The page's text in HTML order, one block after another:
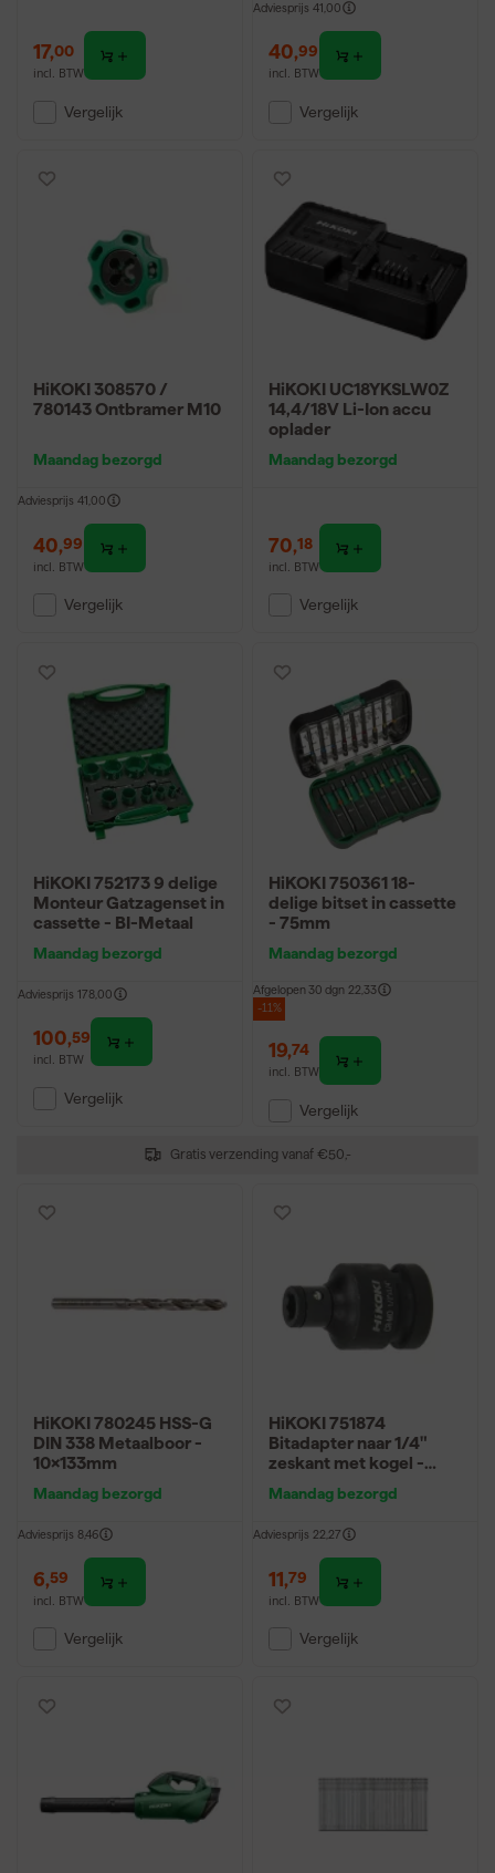
Gratis verzending vanaf €50,-
17,00
incl. BTW
Vergelijk
Adviesprijs 41,00
40,99
incl. BTW
Vergelijk
HiKOKI 308570 /
780143 Ontbramer M10
Maandag bezorgd
Adviesprijs 41,00
40,99
incl. BTW
Vergelijk
HiKOKI UC18YKSLW0Z
14,4/18V Li-Ion accu
oplader
Maandag bezorgd
70,18
incl. BTW
Vergelijk
HiKOKI 752173 9 delige
Monteur Gatzagenset in
cassette - BI-Metaal
Maandag bezorgd
Adviesprijs 178,00
100,59
incl. BTW
Vergelijk
HiKOKI 750361 18-
delige bitset in cassette
- 75mm
Maandag bezorgd
Afgelopen 30 dgn 22,33
-11%
19,74
incl. BTW
Vergelijk
HiKOKI 780245 HSS-G
DIN 338 Metaalboor -
10x133mm
Maandag bezorgd
Adviesprijs 8,46
6,59
incl. BTW
Vergelijk
HiKOKI 751874
Bitadapter naar 1/4"
zeskant met kogel -
Maandag bezorgd
Adviesprijs 22,27
11,79
incl. BTW
Vergelijk